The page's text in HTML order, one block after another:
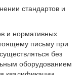
стандартов и
и нормативных
письму при
без
оборудованием